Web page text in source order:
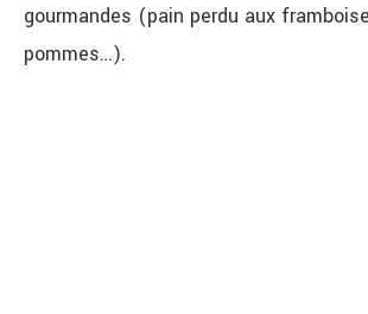
gourmandes (pain perdu aux
pommes…).